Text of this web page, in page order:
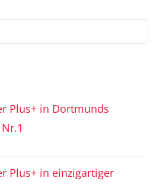
Plus+ in Dortmunds
Plus+ in einzigartiger